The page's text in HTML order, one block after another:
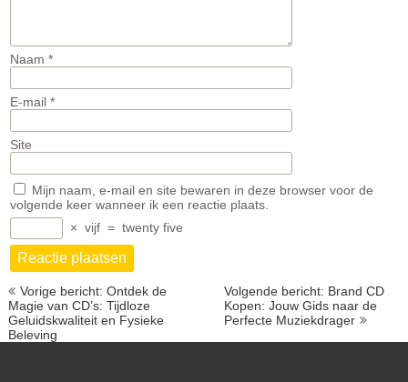
Naam *
E-mail *
Site
Mijn naam, e-mail en site bewaren in deze browser voor de
volgende keer wanneer ik een reactie plaats.
× vijf = twenty five
Berichtnavigatie
Vorige bericht: Ontdek de
Magie van CD’s: Tijdloze
Geluidskwaliteit en Fysieke
Beleving
Volgende bericht: Brand CD
Kopen: Jouw Gids naar de
Perfecte Muziekdrager